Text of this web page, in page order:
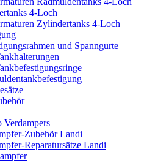
4-Loch
Zylindertanks 4-Loch
und Spanngurte
Verdampers
Zubehör Landi
Reparatursätze Landi